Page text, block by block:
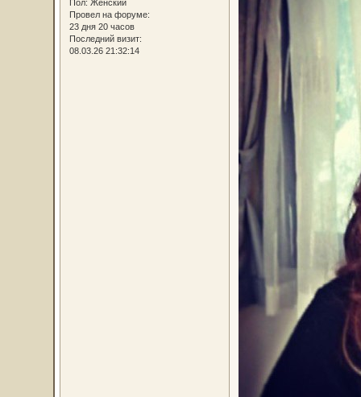
Пол: Женский
Провел на форуме:
23 дня 20 часов
Последний визит:
08.03.26 21:32:14